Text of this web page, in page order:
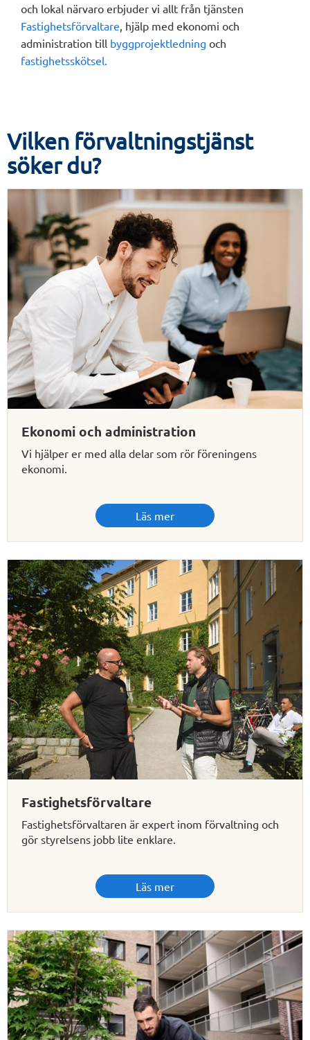
och lokal närvaro erbjuder vi allt från tjänsten
Fastighetsförvaltare, hjälp med ekonomi och
administration till byggprojektledning och
fastighetsskötsel.
Vilken förvaltningstjänst
söker du?
Ekonomi och administration
Vi hjälper er med alla delar som rör föreningens
ekonomi.
Läs mer
Fastighetsförvaltare
Fastighetsförvaltaren är expert inom förvaltning och
gör styrelsens jobb lite enklare.
Läs mer